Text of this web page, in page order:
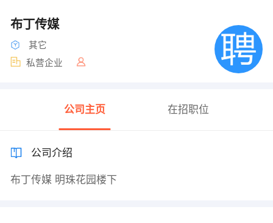
布丁传媒
其它
私营企业
公司主页 在招职位
公司介绍
布丁传媒 明珠花园楼下